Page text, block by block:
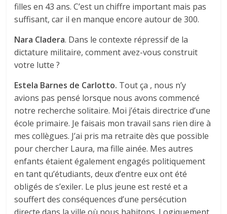
filles en 43 ans. C’est un chiffre important mais pas
suffisant, car il en manque encore autour de 300.
Nara Cladera. Dans le contexte répressif de la
dictature militaire, comment avez-vous construit
votre lutte ?
Estela Barnes de Carlotto. Tout ça , nous n’y
avions pas pensé lorsque nous avons commencé
notre recherche solitaire. Moi j’étais directrice d’une
école primaire. Je faisais mon travail sans rien dire à
mes collègues. J’ai pris ma retraite dès que possible
pour chercher Laura, ma fille ainée. Mes autres
enfants étaient également engagés politiquement
en tant qu’étudiants, deux d’entre eux ont été
obligés de s’exiler. Le plus jeune est resté et a
souffert des conséquences d’une persécution